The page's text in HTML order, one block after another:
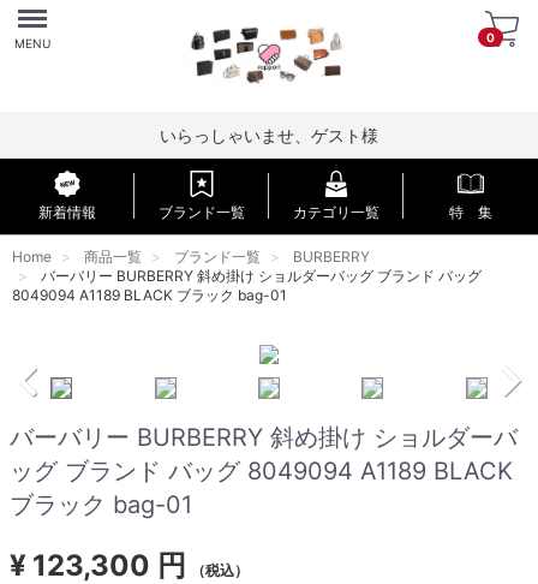
Menu
MENU 0
いらっしゃいませ、ゲスト様
新着情報 ブランド一覧 カテゴリ一覧 特 集
Home 商品一覧 ブランド一覧
BURBERRY
バーバリー BURBERRY 斜め掛け ショルダーバッグ ブランド バッグ
8049094 A1189 BLACK ブラック bag-01
バーバリー BURBERRY 斜め掛け ショルダーバ
ッグ ブランド バッグ 8049094 A1189 BLACK
ブラック bag-01
¥ 123,300 円 （税込）